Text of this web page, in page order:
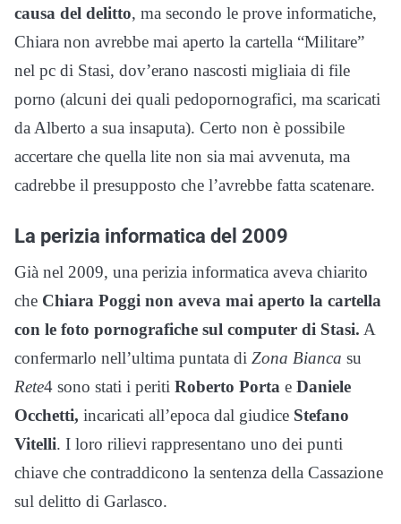
causa del delitto, ma secondo le prove informatiche,
Chiara non avrebbe mai aperto la cartella “Militare”
nel pc di Stasi, dov’erano nascosti migliaia di file
porno (alcuni dei quali pedopornografici, ma scaricati
da Alberto a sua insaputa). Certo non è possibile
accertare che quella lite non sia mai avvenuta, ma
cadrebbe il presupposto che l’avrebbe fatta scatenare.
La perizia informatica del 2009
Già nel 2009, una perizia informatica aveva chiarito
che Chiara Poggi non aveva mai aperto la cartella
con le foto pornografiche sul computer di Stasi. A
confermarlo nell’ultima puntata di Zona Bianca su
Rete4 sono stati i periti Roberto Porta e Daniele
Occhetti, incaricati all’epoca dal giudice Stefano
Vitelli. I loro rilievi rappresentano uno dei punti
chiave che contraddicono la sentenza della Cassazione
sul delitto di Garlasco.